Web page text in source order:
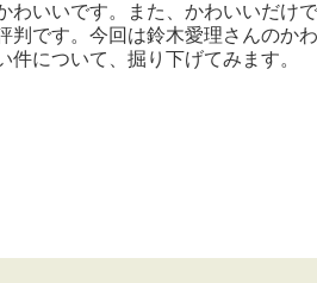
わいいです。また、かわいいだけ
判です。今回は鈴木愛理さんのか
件について、掘り下げてみます。